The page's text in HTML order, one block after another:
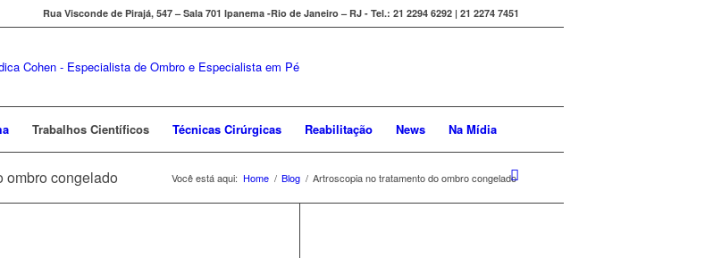
Rua Visconde de Pirajá, 547 – Sala 701 Ipanema -Rio de Janeiro – RJ - Tel.: 21 2294 6292 | 21 2274 7451
Trabalhos Científicos Técnicas Cirúrgicas Reabilitação News Na Mídia
ombro congelado Você está aqui: Home / Blog / Artroscopia no tratamento do ombro congelado